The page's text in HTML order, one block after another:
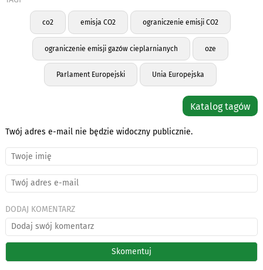
co2 emisja CO2 ograniczenie emisji CO2
ograniczenie emisji gazów cieplarnianych oze
Parlament Europejski Unia Europejska
Katalog tagów
Twój adres e-mail nie będzie widoczny publicznie.
DODAJ KOMENTARZ